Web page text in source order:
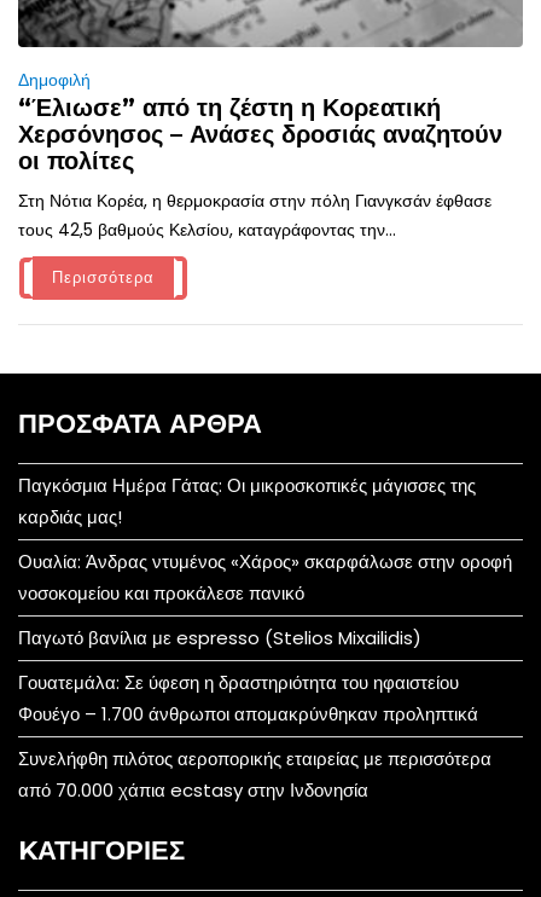
Δημοφιλή
“Έλιωσε” από τη ζέστη η Κορεατική
Χερσόνησος – Ανάσες δροσιάς αναζητούν
οι πολίτες
Στη Νότια Κορέα, η θερμοκρασία στην πόλη Γιανγκσάν έφθασε
τους 42,5 βαθμούς Κελσίου, καταγράφοντας την...
Περισσότερα
ΠΡΌΣΦΑΤΑ ΆΡΘΡΑ
Παγκόσμια Ημέρα Γάτας: Οι μικροσκοπικές μάγισσες της
καρδιάς μας!
Ουαλία: Άνδρας ντυμένος «Χάρος» σκαρφάλωσε στην οροφή
νοσοκομείου και προκάλεσε πανικό
Παγωτό βανίλια με espresso (Stelios Mixailidis)
Γουατεμάλα: Σε ύφεση η δραστηριότητα του ηφαιστείου
Φουέγο – 1.700 άνθρωποι απομακρύνθηκαν προληπτικά
Συνελήφθη πιλότος αεροπορικής εταιρείας με περισσότερα
από 70.000 χάπια ecstasy στην Ινδονησία
KΑΤΗΓΟΡΊΕΣ